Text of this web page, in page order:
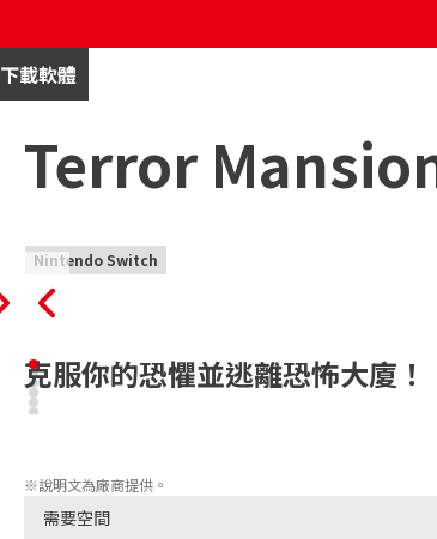
下載軟體
Terror
Nintendo Switch
克服你的恐懼並逃離恐怖大廈！
※說明文為廠商提供。
需要空間